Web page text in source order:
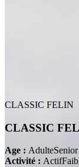
CLASSIC FELIN
CLASSIC
Age : AdulteSenior
Activité : Actif